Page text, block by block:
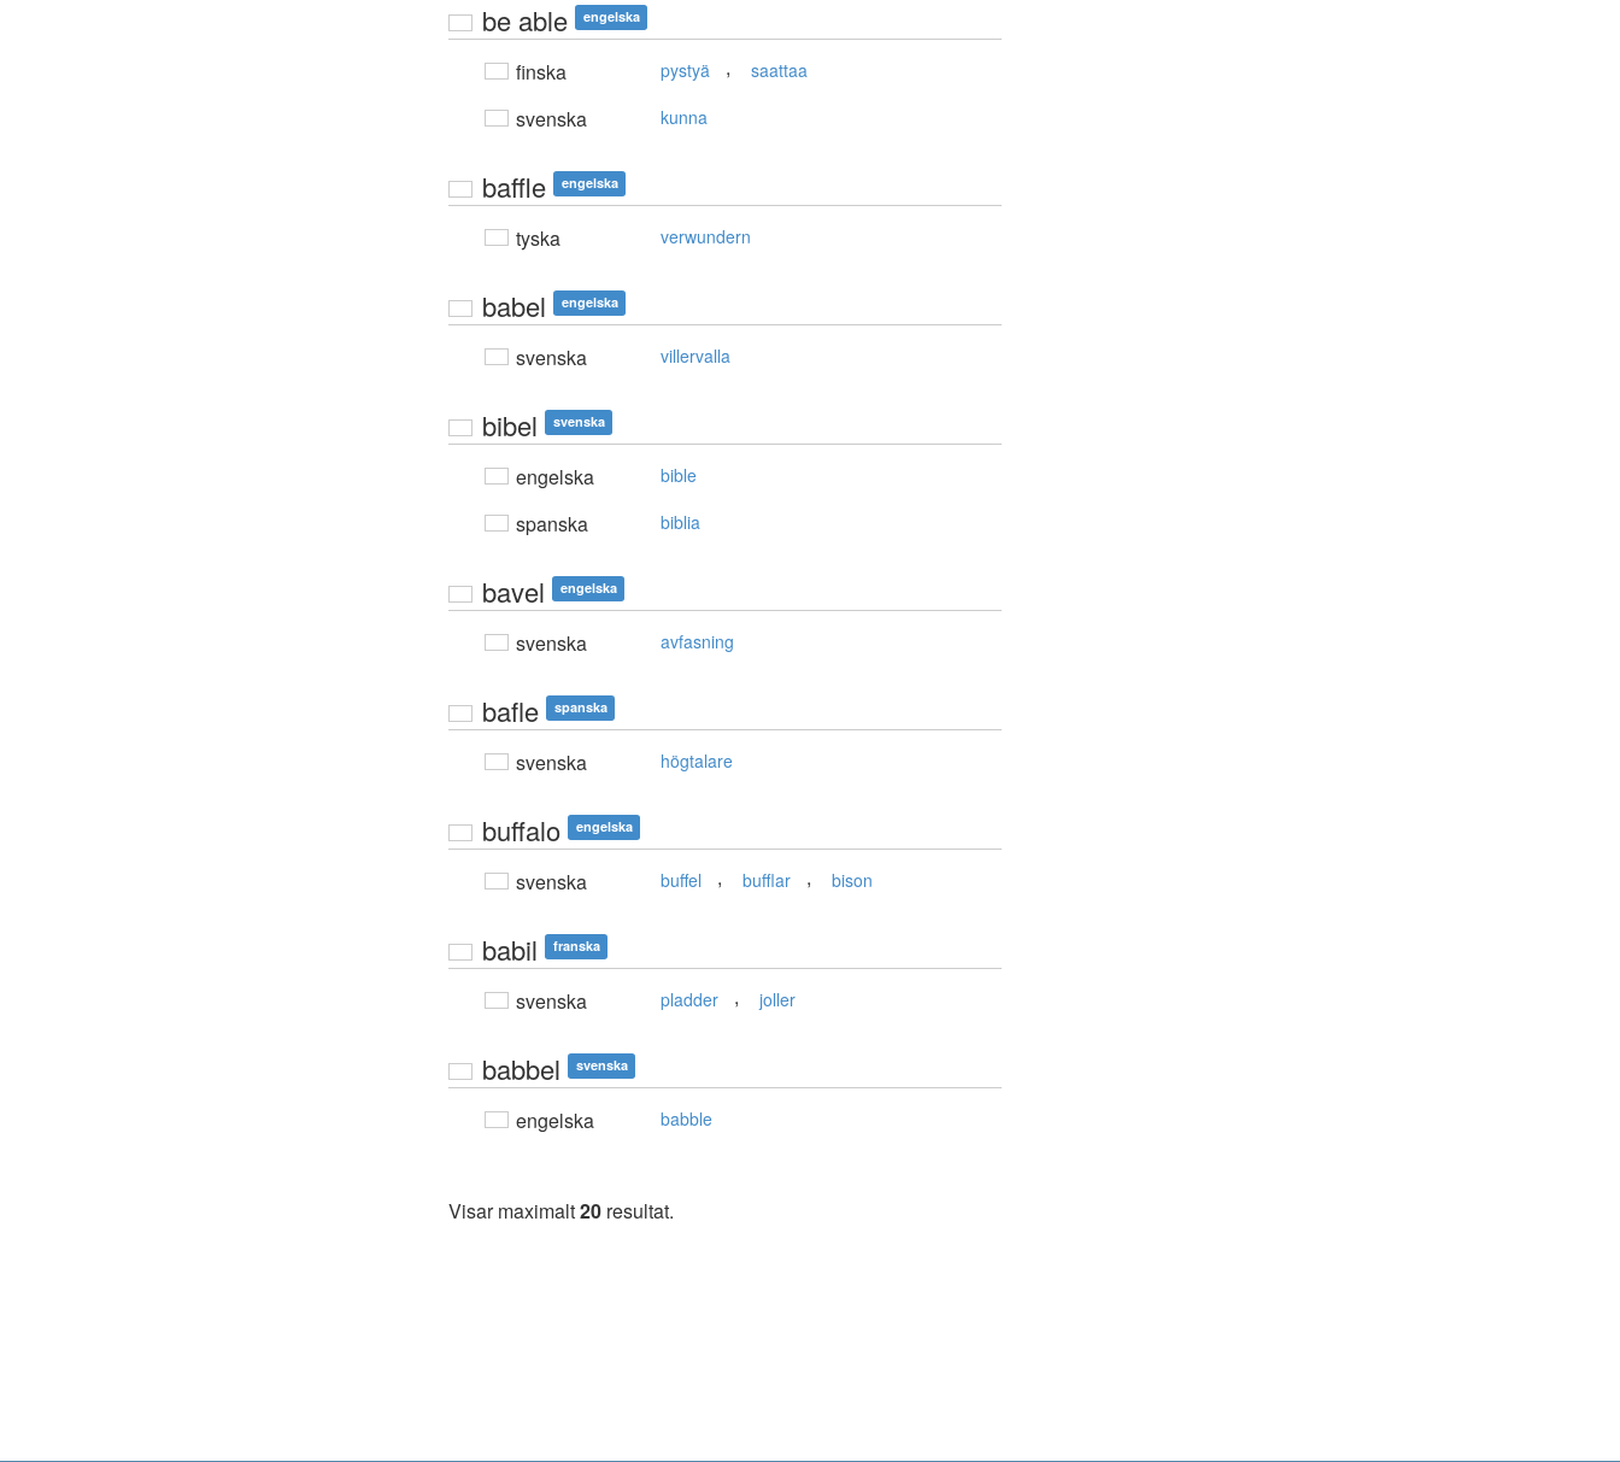
be able engelska
finska pystyä , saattaa
svenska kunna
baffle engelska
tyska verwundern
babel engelska
svenska villervalla
bibel svenska
engelska bible
spanska biblia
bavel engelska
svenska avfasning
bafle spanska
svenska högtalare
buffalo engelska
svenska buffel , bufflar , bison
babil franska
svenska pladder , joller
babbel svenska
engelska babble
Visar maximalt20 resultat.